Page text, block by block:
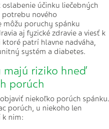
účinku liečebných
potrebu nového
môžu poruchy spánku
aj fyzické zdravie a viesť k
patrí hlavne nadváha,
systém a diabetes.
majú riziko hneď
porúch
niekoľko porúch spánku.
porúch, u niekoho len
k nim: